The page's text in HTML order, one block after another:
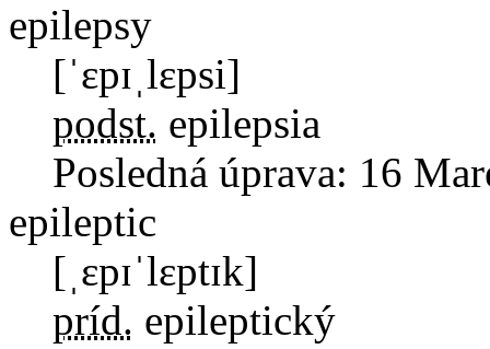
epilepsy
[ˈɛpɪˌlɛpsi]
podst. epilepsia
Posledná úprava: 16
epileptic
[ˌɛpɪˈlɛptɪk]
príd. epileptický